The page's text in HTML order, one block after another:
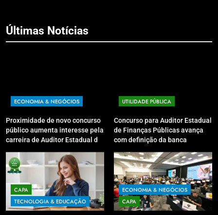
Últimas Notícias
ECONOMIA & NEGÓCIOS
Proximidade de novo concurso
público aumenta interesse pela
carreira de Auditor Estadual de
Youtube irá sanar dúvidas
UTILIDADE PÚBLICA
Concurso para Auditor Estadual
de Finanças Públicas avança
com definição da banca
CAPA
TECNOLOGIA & EDUCAÇÃO
ECONOMIA & NEGÓCIOS
CAPA